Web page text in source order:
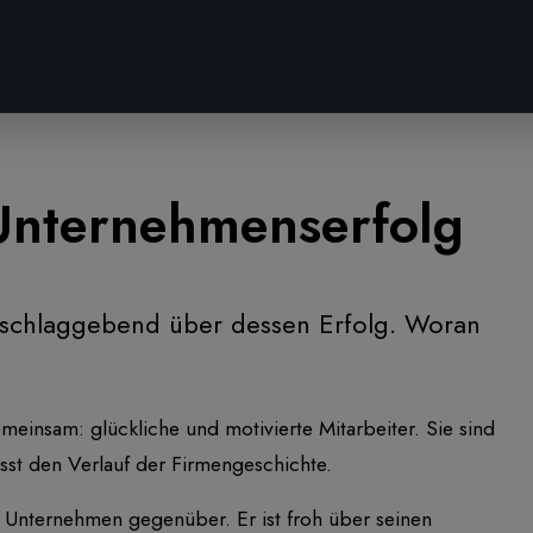
über dessen Erfolg. Woran
glückliche und motivierte Mitarbeiter. Sie sind
den Verlauf der Firmengeschichte.
gegenüber. Er ist froh über seinen